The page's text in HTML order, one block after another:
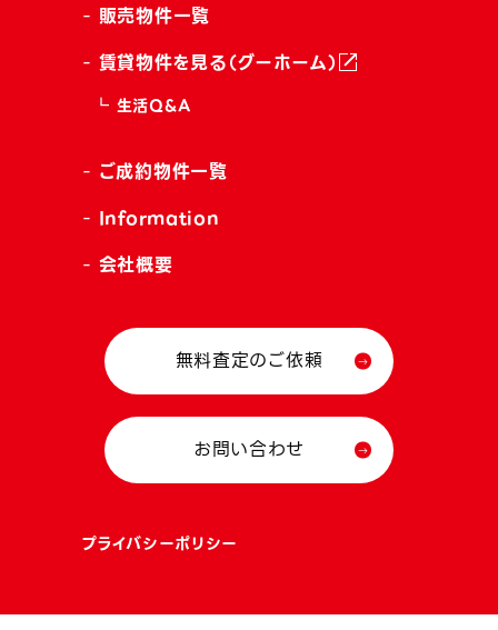
販売物件一覧
賃貸物件を見る（グーホーム）
生活Q&A
ご成約物件一覧
Information
会社概要
無料査定のご依頼
お問い合わせ
プライバシーポリシー